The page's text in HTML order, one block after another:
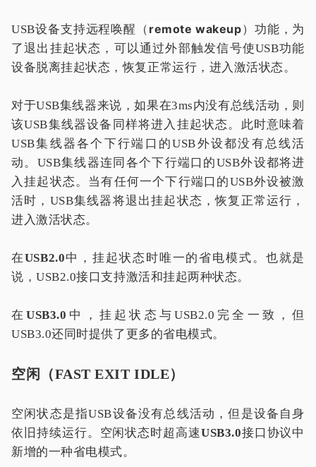
USB设备支持远程唤醒（ remote wakeup）功能，为
了退出挂起状态，可以通过外部触发信号使USB功能
设备脱离挂起状态，恢复正常运行，进入激活状态。
对于USB集线器来说，如果在3ms内没有总线活动，则
该USB集线器设备同样将进入挂起状态。此时意味着
USB集线器各个下行端口的USB外设都没有总线活
动。USB集线器连同各个下行端口的USB外设都将进
入挂起状态。当有任何一个下行端口的USB外设被激
活时，USB集线器将退出挂起状态，恢复正常运行，
进入激活状态。
在USB2.0中，挂起状态时唯一的省电模式。也就是
说，USB2.0接口支持激活和挂起两种状态。
在USB3.0 中，挂起状态与USB2.0完全一致，但
USB3.0还同时提供了更多的省电模式。
空闲（FAST EXIT IDLE）
空闲状态是指USB设备没有总线活动，但是设备自身
依旧持续运行。空闲状态时超高速USB3.0接口协议中
新增的一种省电模式。